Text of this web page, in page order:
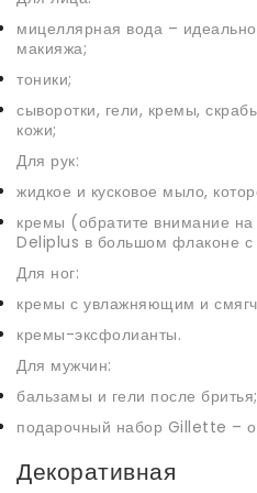
мицеллярная вода –
макияжа;
тоники;
сыворотки, гели, кремы,
кожи;
Для рук:
жидкое и кусковое мыло,
кремы (обратите внимание
Deliplus в большом флаконе
Для ног:
кремы с увлажняющим и
кремы-эксфолианты.
Для мужчин:
бальзамы и гели после бритья;
подарочный набор Gillette –
Декоративная